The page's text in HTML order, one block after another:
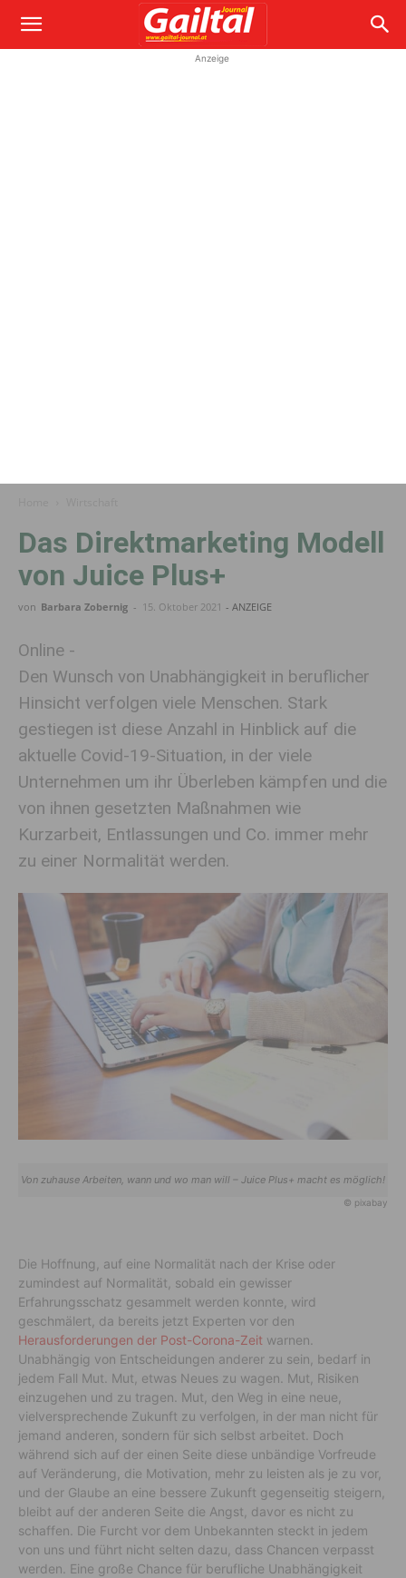
Anzeige
Das Direktmarketing Modell
von Juice Plus+
von Barbara Zobernig - 15. Oktober 2021 - ANZEIGE
Online -
Den Wunsch von Unabhängigkeit in beruflicher
Hinsicht verfolgen viele Menschen. Stark
gestiegen ist diese Anzahl in Hinblick auf die
aktuelle Covid-19-Situation, in der viele
Unternehmen um ihr Überleben kämpfen und die
von ihnen gesetzten Maßnahmen wie
Kurzarbeit, Entlassungen und Co. immer mehr
zu einer Normalität werden.
Von zuhause Arbeiten, wann und wo man will – Juice Plus+ macht es möglich!
© pixabay
Die Hoffnung, auf eine Normalität nach der Krise oder
zumindest auf Normalität, sobald ein gewisser
Erfahrungsschatz gesammelt werden konnte, wird
geschmälert, da bereits jetzt Experten vor den
Herausforderungen der Post-Corona-Zeit warnen.
Unabhängig von Entscheidungen anderer zu sein, bedarf in
jedem Fall Mut. Mut, etwas Neues zu wagen. Mut, Risiken
einzugehen und zu tragen. Mut, den Weg in eine neue,
vielversprechende Zukunft zu verfolgen, in der man nicht für
jemand anderen, sondern für sich selbst arbeitet. Doch
während sich auf der einen Seite diese unbändige Vorfreude
auf Veränderung, die Motivation, mehr zu leisten als je zu vor,
und der Glaube an eine bessere Zukunft gegenseitig steigern,
bleibt auf der anderen Seite die Angst, davor es nicht zu
schaffen. Die Furcht vor dem Unbekannten steckt in jedem
von uns und führt nicht selten dazu, dass Chancen verpasst
werden. Eine große Chance für berufliche Unabhängigkeit